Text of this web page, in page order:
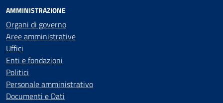
AMMINISTRAZIONE
Organi di governo
Aree amministrative
Uffici
Enti e fondazioni
Politici
Personale amministrativo
Documenti e Dati